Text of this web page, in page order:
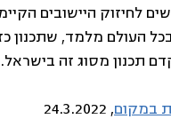
לחיזוק היישובים
העולם מלמד, שתכנון
תכנון מסוג זה בישראל.
במקום, 24.3.2022